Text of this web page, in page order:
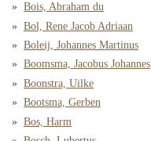
Bois, Abraham du
Bol, Rene Jacob Adriaan
Boleij, Johannes Martinus
Boomsma, Jacobus Johannes
Boonstra, Uilke
Bootsma, Gerben
Bos, Harm